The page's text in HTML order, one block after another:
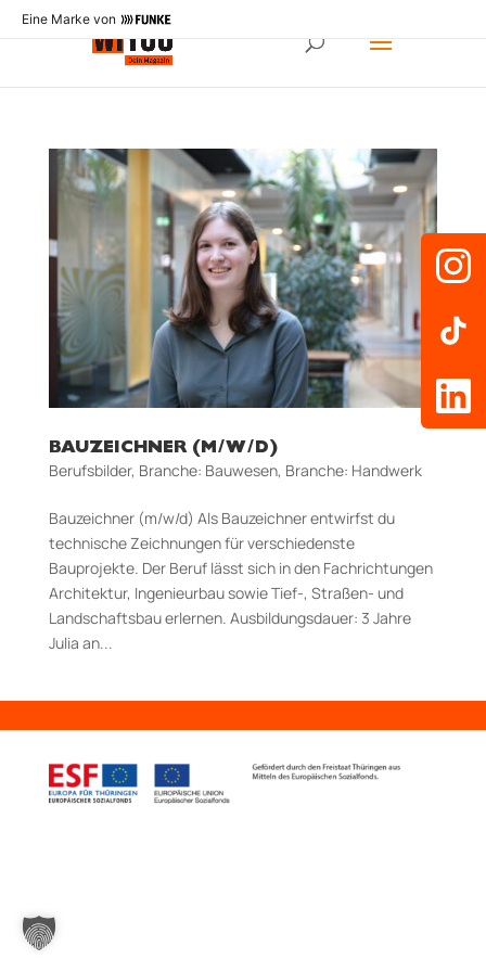
Eine Marke von
BAUZEICHNER (M/W/D)
Berufsbilder, Branche: Bauwesen, Branche: Handwerk
Bauzeichner (m/w/d) Als Bauzeichner entwirfst du
technische Zeichnungen für verschiedenste
Bauprojekte. Der Beruf lässt sich in den Fachrichtungen
Architektur, Ingenieurbau sowie Tief-, Straßen- und
Landschaftsbau erlernen. Aus­bildungs­dauer: 3 Jahre
Julia an...